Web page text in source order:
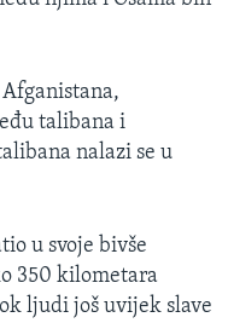
talibana i
nalazi se u
u svoje bivše
350 kilometara
ljudi još uvijek slave